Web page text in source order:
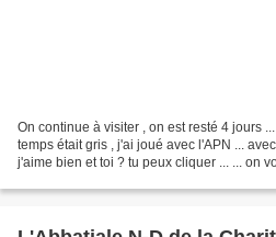
On continue à visiter , on est resté 4 jours
temps était gris , j'ai joué avec l'APN ...
j'aime bien et toi ? tu peux cliquer ... ... on